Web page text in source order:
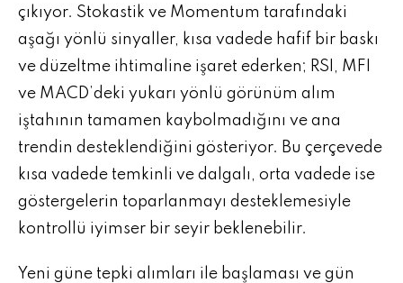
çıkıyor. Stokastik ve Momentum tarafındaki
aşağı yönlü sinyaller, kısa vadede hafif bir baskı
ve düzeltme ihtimaline işaret ederken; RSI, MFI
ve MACD’deki yukarı yönlü görünüm alım
iştahının tamamen kaybolmadığını ve ana
trendin desteklendiğini gösteriyor. Bu çerçevede
kısa vadede temkinli ve dalgalı, orta vadede ise
göstergelerin toparlanmayı desteklemesiyle
kontrollü iyimser bir seyir beklenebilir.
Yeni güne tepki alımları ile başlaması ve gün